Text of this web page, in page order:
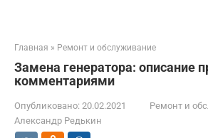
Главная » Ремонт и обслуживание
Замена генератора: описание
комментариями
Опубликовано: 20.02.2021
Ремонт и
Александр Редькин